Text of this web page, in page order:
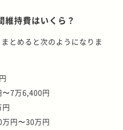
維持費はいくら？
とめると次のようになりま
〜7万6,400円
円
万円〜30万円